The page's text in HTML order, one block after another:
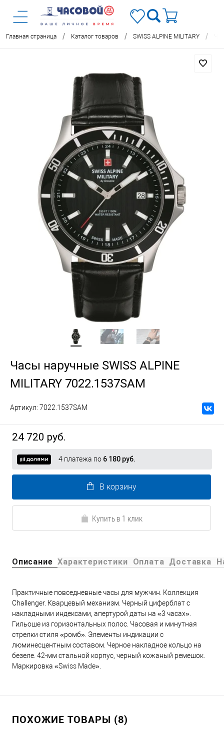
Главная страница / Каталог товаров / SWISS ALPINE MILITARY /
Часы наручные SWISS ALPINE
MILITARY 7022.1537SAM
Артикул: 7022.1537SAM
24 720 руб.
4 платежа по 6 180 руб.
В корзину
Купить в 1 клик
Описание Характеристики Оплата Доставка
Практичные повседневные часы для мужчин. Коллекция
Challenger. Кварцевый механизм. Черный циферблат с
накладными индексами, апертурой даты на «3 часах».
Гильоше из горизонтальных полос. Часовая и минутная
стрелки стиля «ромб». Элементы индикации с
люминесцентным составом. Черное накладное кольцо на
безеле. 42-мм стальной корпус, черный кожаный ремешок.
Маркировка «Swiss Made».
ПОХОЖИЕ ТОВАРЫ (8)